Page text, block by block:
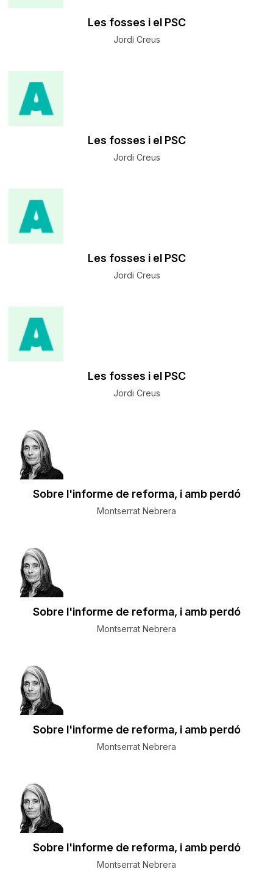
Les fosses i el PSC
Jordi Creus
Les fosses i el PSC
Jordi Creus
Les fosses i el PSC
Jordi Creus
Les fosses i el PSC
Jordi Creus
Sobre l'informe de reforma, i amb perdó
Montserrat Nebrera
Sobre l'informe de reforma, i amb perdó
Montserrat Nebrera
Sobre l'informe de reforma, i amb perdó
Montserrat Nebrera
Sobre l'informe de reforma, i amb perdó
Montserrat Nebrera